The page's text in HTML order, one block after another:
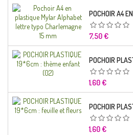
Prix
7,50 €
Prix
1,60 €
Prix
1,60 €